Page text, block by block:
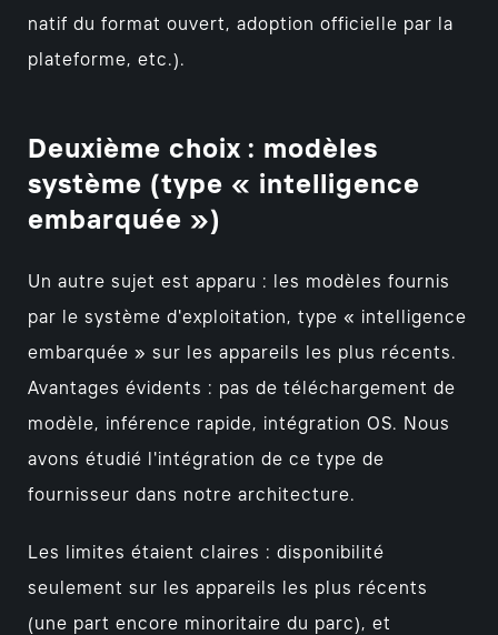
natif du format ouvert, adoption officielle par la
plateforme, etc.).
Deuxième choix : modèles
système (type « intelligence
embarquée »)
Un autre sujet est apparu : les modèles fournis
par le système d'exploitation, type « intelligence
embarquée » sur les appareils les plus récents.
Avantages évidents : pas de téléchargement de
modèle, inférence rapide, intégration OS. Nous
avons étudié l'intégration de ce type de
fournisseur dans notre architecture.
Les limites étaient claires : disponibilité
seulement sur les appareils les plus récents
(une part encore minoritaire du parc), et